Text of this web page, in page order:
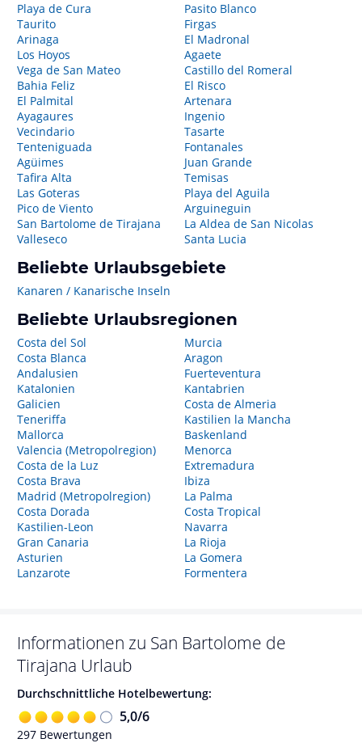
Playa de Cura
Taurito
Arinaga
Los Hoyos
Vega de San Mateo
Bahia Feliz
El Palmital
Ayagaures
Vecindario
Tenteniguada
Agüimes
Tafira Alta
Las Goteras
Pico de Viento
San Bartolome de Tirajana
Valleseco
Pasito Blanco
Firgas
El Madronal
Agaete
Castillo del Romeral
El Risco
Artenara
Ingenio
Tasarte
Fontanales
Juan Grande
Temisas
Playa del Aguila
Arguineguin
La Aldea de San Nicolas
Santa Lucia
Beliebte Urlaubsgebiete
Kanaren / Kanarische Inseln
Beliebte Urlaubsregionen
Costa del Sol
Costa Blanca
Andalusien
Katalonien
Galicien
Teneriffa
Mallorca
Valencia (Metropolregion)
Costa de la Luz
Costa Brava
Madrid (Metropolregion)
Costa Dorada
Kastilien-Leon
Gran Canaria
Asturien
Lanzarote
Murcia
Aragon
Fuerteventura
Kantabrien
Costa de Almeria
Kastilien la Mancha
Baskenland
Menorca
Extremadura
Ibiza
La Palma
Costa Tropical
Navarra
La Rioja
La Gomera
Formentera
Informationen zu San Bartolome de
Tirajana Urlaub
Durchschnittliche Hotelbewertung:
5,0/6
297 Bewertungen